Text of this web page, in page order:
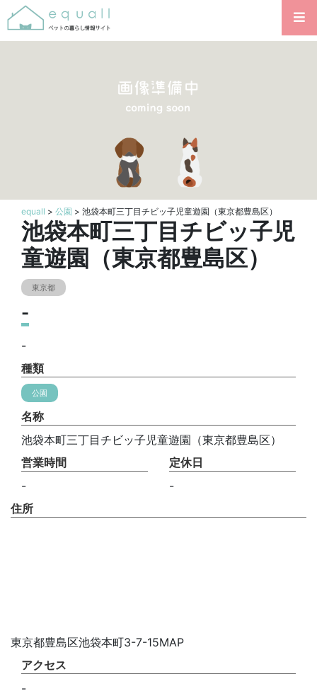
equall > 公園 > 池袋本町三丁目チビッ子児童遊園（東京都豊島区）
池袋本町三丁目チビッ子児
童遊園（東京都豊島区）
東京都
-
-
種類
公園
名称
池袋本町三丁目チビッ子児童遊園（東京都豊島区）
営業時間
-
定休日
-
住所
東京都豊島区池袋本町3-7-15MAP
アクセス
-